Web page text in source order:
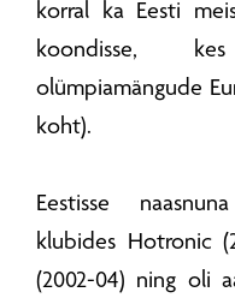
korral ka Eesti
koondisse,
olümpiamängude
koht).
Eestisse
klubides Hotronic
(2002-04) ning oli